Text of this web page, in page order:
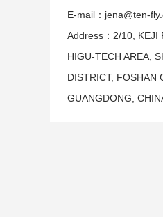
E-mail：jena@ten-
Address：2/10, KEJI
HIGU-TECH AREA,
DISTRICT, FOSHAN
GUANGDONG,